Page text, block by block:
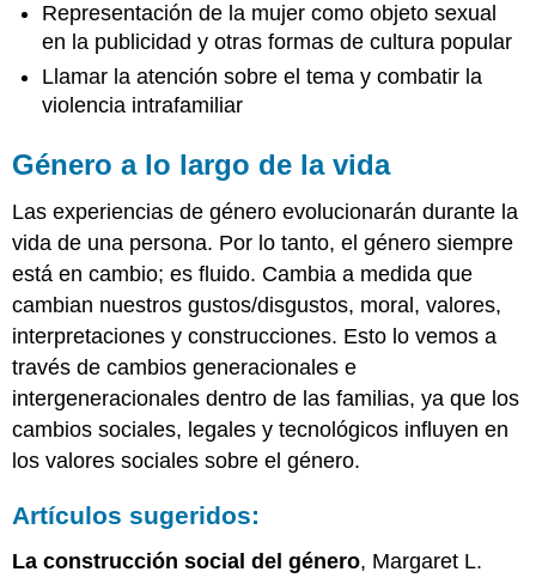
Representación de la mujer como objeto sexual
en la publicidad y otras formas de cultura popular
Llamar la atención sobre el tema y combatir la
violencia intrafamiliar
Género a lo largo de la vida
Las experiencias de género evolucionarán durante la
vida de una persona. Por lo tanto, el género siempre
está en cambio; es fluido. Cambia a medida que
cambian nuestros gustos/disgustos, moral, valores,
interpretaciones y construcciones. Esto lo vemos a
través de cambios generacionales e
intergeneracionales dentro de las familias, ya que los
cambios sociales, legales y tecnológicos influyen en
los valores sociales sobre el género.
Artículos sugeridos:
La construcción social del género, Margaret L.